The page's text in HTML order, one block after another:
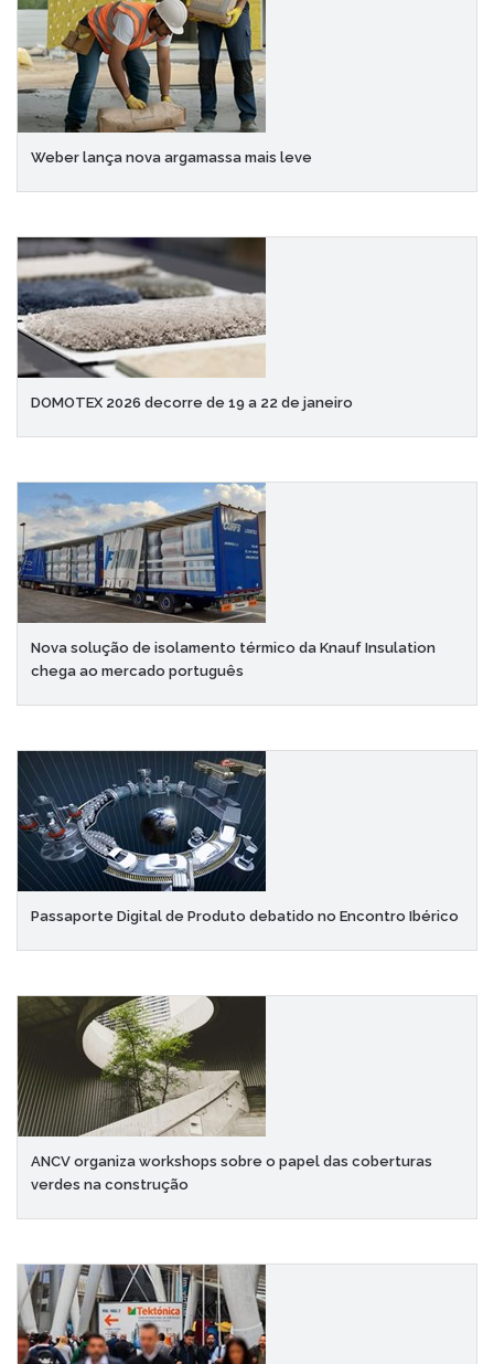
Weber lança nova argamassa mais leve
DOMOTEX 2026 decorre de 19 a 22 de janeiro
Nova solução de isolamento térmico da Knauf Insulation
chega ao mercado português
Passaporte Digital de Produto debatido no Encontro Ibérico
ANCV organiza workshops sobre o papel das coberturas
verdes na construção